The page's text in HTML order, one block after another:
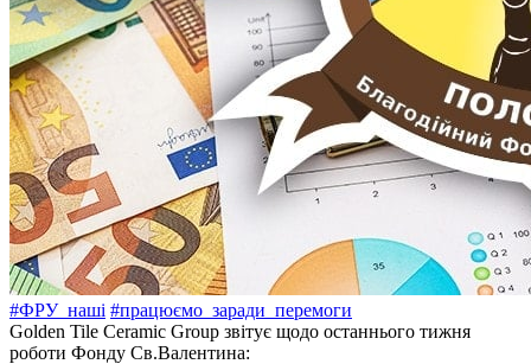
#ФРУ_наші #працюємо_заради_перемоги
Golden Tile Ceramic Group звітує щодо останнього тижня
роботи Фонду Св.Валентина: